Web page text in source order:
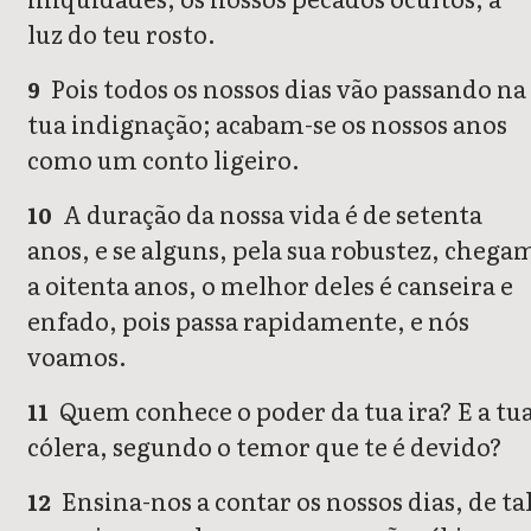
luz do teu rosto.
9 Pois todos os nossos dias vão passando na
tua indignação; acabam-se os nossos anos
como um conto ligeiro.
10 A duração da nossa vida é de setenta
anos, e se alguns, pela sua robustez,
a oitenta anos, o melhor deles é canseira e
enfado, pois passa rapidamente, e nós
voamos.
11 Quem conhece o poder da tua ira? E a
cólera, segundo o temor que te é devido?
12 Ensina-nos a contar os nossos dias, de